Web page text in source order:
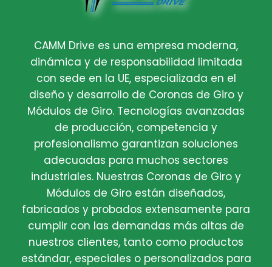
CAMM Drive es una empresa moderna,
dinámica y de responsabilidad limitada
con sede en la UE, especializada en el
diseño y desarrollo de Coronas de Giro y
Módulos de Giro. Tecnologías avanzadas
de producción, competencia y
profesionalismo garantizan soluciones
adecuadas para muchos sectores
industriales. Nuestras Coronas de Giro y
Módulos de Giro están diseñados,
fabricados y probados extensamente para
cumplir con las demandas más altas de
nuestros clientes, tanto como productos
estándar, especiales o personalizados para